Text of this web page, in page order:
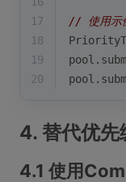
17
// 使用示
18
19
20
4. 替代优先
4.1 使用